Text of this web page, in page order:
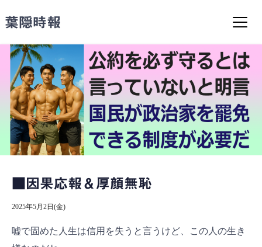
ン葉隠時報
■因果応報＆厚顔無恥
2025年5月2日(金)
嘘で固めた人生は信用を失うと言うけど、この人の生き